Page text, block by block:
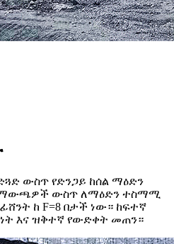
ውስጥ የድንጋይ ከሰል ማዕድን
ውስጥ ለማዕድን ተስማሚ
ከ F=8 በታች ነው። ከፍተኛ
እና ዝቅተኛ የውድቀት መጠን።